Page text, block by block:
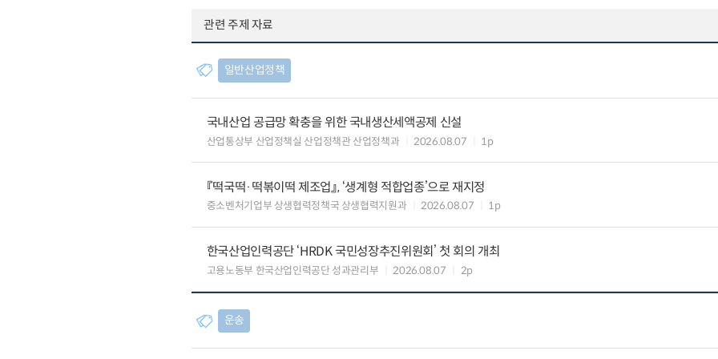
관련 주제 자료
일반산업정책
국내산업 공급망 확충을 위한 국내생산세액공제 신설
산업통상부 산업정책실 산업정책관 산업정책과 2026.08.07 1p
『떡국떡·떡볶이떡 제조업』, ‘생계형 적합업종’으로 재지정
중소벤처기업부 상생협력정책국 상생협력지원과 2026.08.07 1p
한국산업인력공단 ‘HRDK 국민성장추진위원회’ 첫 회의 개최
고용노동부 한국산업인력공단 성과관리부 2026.08.07 2p
운송